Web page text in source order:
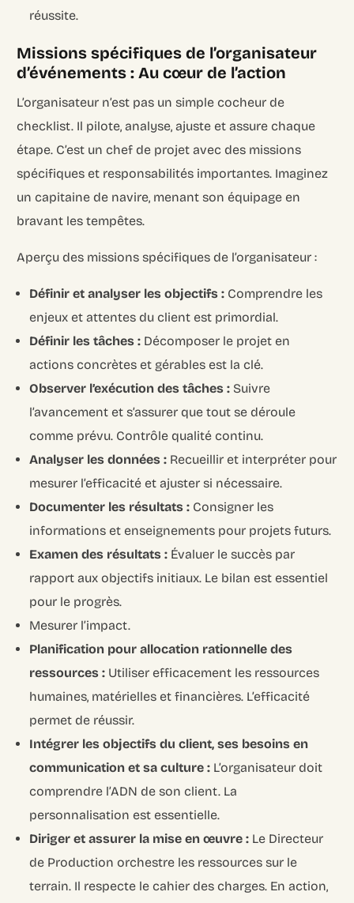
réussite.
Missions spécifiques de l’organisateur
d’événements : Au cœur de l’action
L’organisateur n’est pas un simple cocheur de
checklist. Il pilote, analyse, ajuste et assure chaque
étape. C’est un chef de projet avec des missions
spécifiques et responsabilités importantes. Imaginez
un capitaine de navire, menant son équipage en
bravant les tempêtes.
Aperçu des missions spécifiques de l’organisateur :
Définir et analyser les objectifs : Comprendre les
enjeux et attentes du client est primordial.
Définir les tâches : Décomposer le projet en
actions concrètes et gérables est la clé.
Observer l’exécution des tâches : Suivre
l’avancement et s’assurer que tout se déroule
comme prévu. Contrôle qualité continu.
Analyser les données : Recueillir et interpréter pour
mesurer l’efficacité et ajuster si nécessaire.
Documenter les résultats : Consigner les
informations et enseignements pour projets futurs.
Examen des résultats : Évaluer le succès par
rapport aux objectifs initiaux. Le bilan est essentiel
pour le progrès.
Mesurer l’impact.
Planification pour allocation rationnelle des
ressources : Utiliser efficacement les ressources
humaines, matérielles et financières. L’efficacité
permet de réussir.
Intégrer les objectifs du client, ses besoins en
communication et sa culture : L’organisateur doit
comprendre l’ADN de son client. La
personnalisation est essentielle.
Diriger et assurer la mise en œuvre : Le Directeur
de Production orchestre les ressources sur le
terrain. Il respecte le cahier des charges. En action,